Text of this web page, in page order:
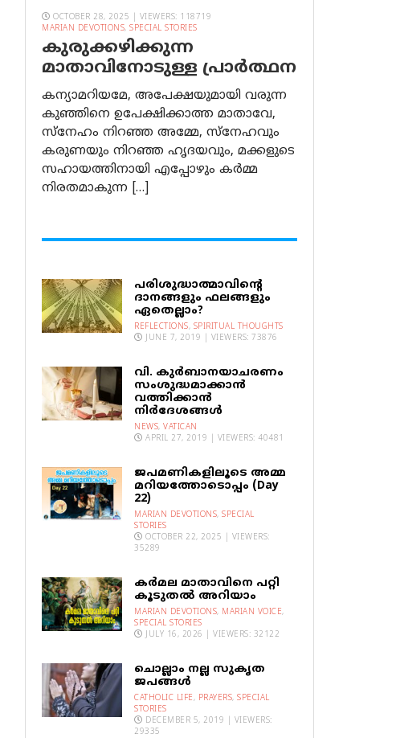
OCTOBER 28, 2025 | VIEWERS: 118719
MARIAN DEVOTIONS, SPECIAL STORIES
കുരുക്കഴിക്കുന്ന
മാതാവിനോടുള്ള പ്രാര്‍ത്ഥന
കന്യാമറിയമേ, അപേക്ഷയുമായി വരുന്ന
കുഞ്ഞിനെ ഉപേക്ഷിക്കാത്ത മാതാവേ,
സ്നേഹം നിറഞ്ഞ അമ്മേ, സ്നേഹവും
കരുണയും നിറഞ്ഞ ഹൃദയവും, മക്കളുടെ
സഹായത്തിനായി എപ്പോഴും കർമ്മ
നിരതമാകുന്ന […]
പരിശുദ്ധാത്മാവിന്റെ
ദാനങ്ങളും ഫലങ്ങളും
ഏതെല്ലാം?
REFLECTIONS, SPIRITUAL THOUGHTS
JUNE 7, 2019 | VIEWERS: 73876
വി. കുര്‍ബാനയാചരണം
സംശുദ്ധമാക്കാന്‍
വത്തിക്കാന്‍
നിര്‍ദേശങ്ങള്‍
NEWS, VATICAN
APRIL 27, 2019 | VIEWERS: 40481
ജപമണികളിലൂടെ അമ്മ
മറിയത്തോടൊപ്പം (Day
22)
MARIAN DEVOTIONS, SPECIAL
STORIES
OCTOBER 22, 2025 | VIEWERS:
35289
കര്‍മല മാതാവിനെ പറ്റി
കൂടുതല്‍ അറിയാം
MARIAN DEVOTIONS, MARIAN VOICE,
SPECIAL STORIES
JULY 16, 2026 | VIEWERS: 32122
ചൊല്ലാം നല്ല സുകൃത
ജപങ്ങൾ
CATHOLIC LIFE, PRAYERS, SPECIAL
STORIES
DECEMBER 5, 2019 | VIEWERS:
29335